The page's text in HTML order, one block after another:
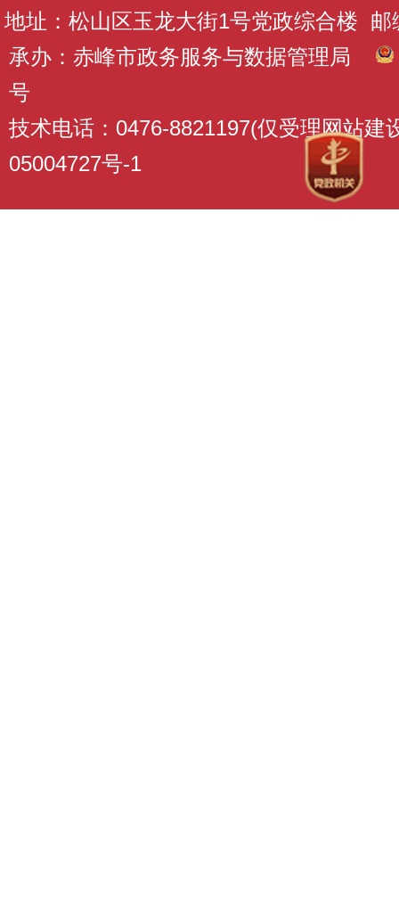
地址：松山区玉龙大街1号党政综合楼 邮
承办：赤峰市政务服务与数据管理局
号
技术电话：0476-8821197(仅受理网站建
05004727号-1